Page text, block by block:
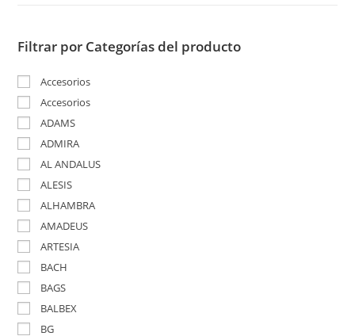
Filtrar por Categorías del producto
Accesorios
Accesorios
ADAMS
ADMIRA
AL ANDALUS
ALESIS
ALHAMBRA
AMADEUS
ARTESIA
BACH
BAGS
BALBEX
BG